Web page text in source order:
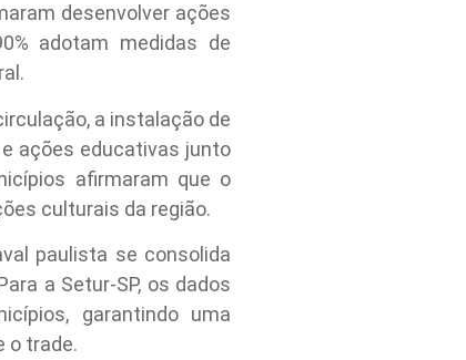
desenvolver ações
adotam medidas de
a instalação de
ações educativas junto
afirmaram que o
culturais da região.
paulista se consolida
a Setur-SP, os dados
garantindo uma
o trade.